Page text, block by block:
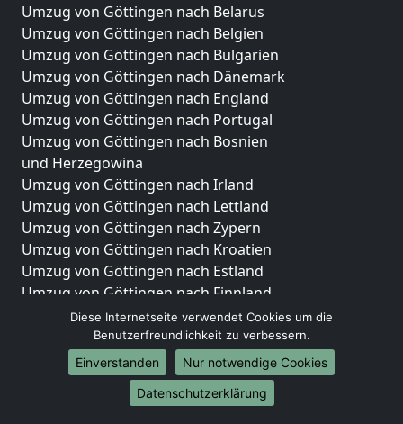
Umzug von Göttingen nach Belarus
Umzug von Göttingen nach Belgien
Umzug von Göttingen nach Bulgarien
Umzug von Göttingen nach Dänemark
Umzug von Göttingen nach England
Umzug von Göttingen nach Portugal
Umzug von Göttingen nach Bosnien
und Herzegowina
Umzug von Göttingen nach Irland
Umzug von Göttingen nach Lettland
Umzug von Göttingen nach Zypern
Umzug von Göttingen nach Kroatien
Umzug von Göttingen nach Estland
Umzug von Göttingen nach Finnland
Umzug von Göttingen nach Frankreich
Umzug von Göttingen nach Griechenland
Umzug von Göttingen nach Italien
Umzug von Göttingen nach Liechtenstein
Umzug von Göttingen nach Luxemburg
Diese Internetseite verwendet Cookies um die
Benutzerfreundlichkeit zu verbessern.
Einverstanden
Nur notwendige Cookies
Datenschutzerklärung